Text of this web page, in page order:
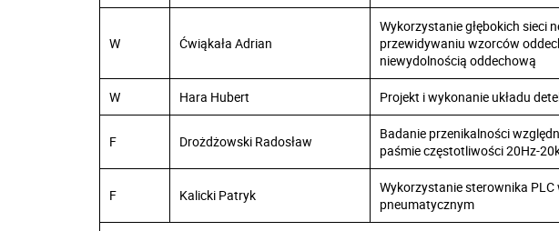
W Ćwiąkała Adrian
Wykorzystanie głębokich sieci
przewidywaniu wzorców
niewydolnością oddechową
W Hara Hubert Projekt i wykonanie układu
F Drożdżowski Radosław
Badanie przenikalności
paśmie częstotliwości 20Hz-
F Kalicki Patryk
Wykorzystanie sterownika
pneumatycznym